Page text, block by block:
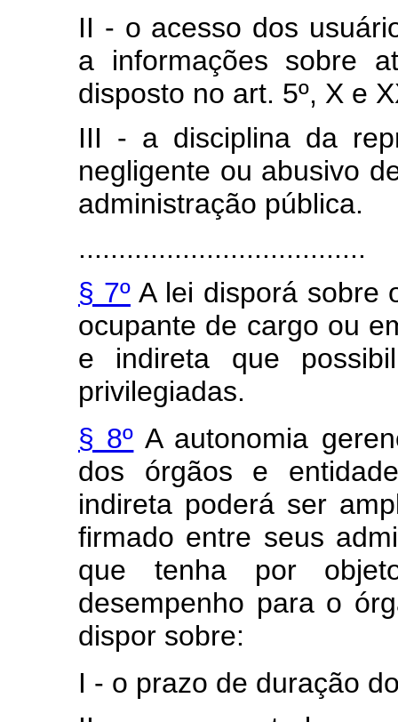
II - o acesso dos
a informações sobre
disposto no art. 5º, X e
III - a disciplina da
negligente ou abusivo
administração pública.
....................................
§ 7ºA lei disporá sobre
ocupante de cargo ou
e indireta que
privilegiadas.
§ 8º A autonomia
dos órgãos e
indireta poderá ser
firmado entre seus
que tenha por
desempenho para o
dispor sobre:
I - o prazo de duração